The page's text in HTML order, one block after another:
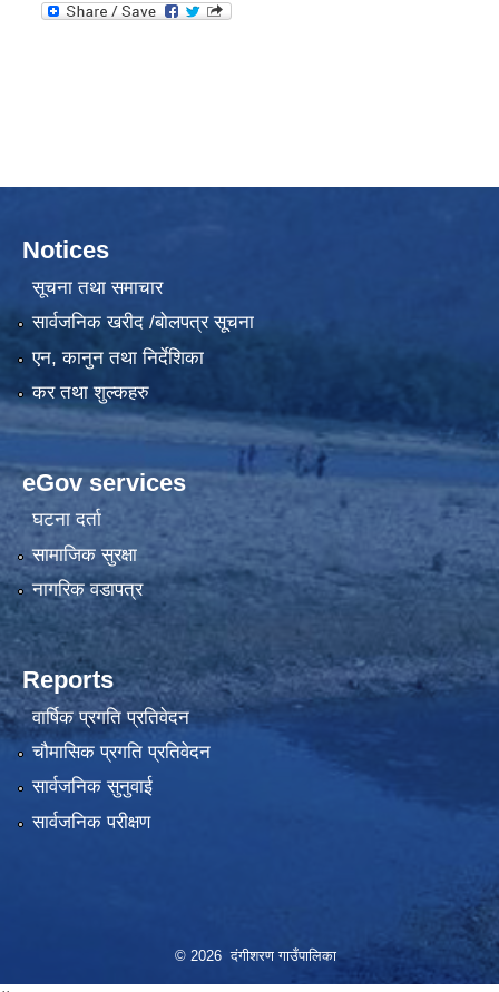
Notices
सूचना तथा समाचार
सार्वजनिक खरीद /बोलपत्र सूचना
एन, कानुन तथा निर्देशिका
कर तथा शुल्कहरु
eGov services
घटना दर्ता
सामाजिक सुरक्षा
नागरिक वडापत्र
Reports
वार्षिक प्रगति प्रतिवेदन
चौमासिक प्रगति प्रतिवेदन
सार्वजनिक सुनुवाई
सार्वजनिक परीक्षण
© 2026 दंगीशरण गाउँपालिका